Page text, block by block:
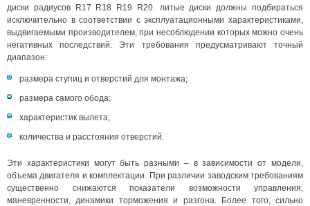
диски радиусов R17 R18 R19 R20. литые диски должны подбираться
исключительно в соответствии с эксплуатационными характеристиками,
выдвигаемыми производителем, при несоблюдении которых можно очень
негативных последствий. Эти требования предусматривают точный
диапазон:
размера ступиц и отверстий для монтажа;
размера самого обода;
характеристик вылета;
количества и расстояния отверстий.
Эти характеристики могут быть разными – в зависимости от модели,
объема двигателя и комплектации. При различии заводским требованиям
существенно снижаются показатели возможности управления,
маневренности, динамики торможения и разгона. Более того, сильно